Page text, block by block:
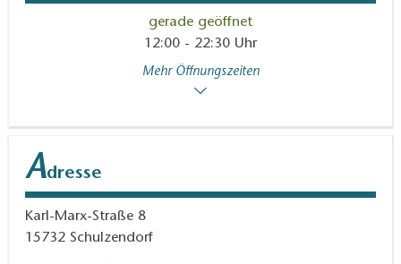
gerade geöffnet
12:00 - 22:30 Uhr
Mehr Öffnungszeiten
Adresse
Karl-Marx-Straße 8
15732 Schulzendorf